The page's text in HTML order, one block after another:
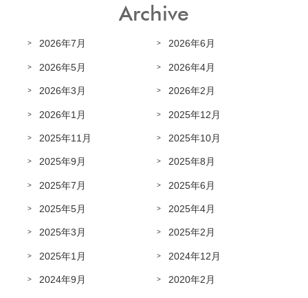
Archive
2026年7月 2026年6月
2026年5月 2026年4月
2026年3月 2026年2月
2026年1月 2025年12月
2025年11月 2025年10月
2025年9月 2025年8月
2025年7月 2025年6月
2025年5月 2025年4月
2025年3月 2025年2月
2025年1月 2024年12月
2024年9月 2020年2月